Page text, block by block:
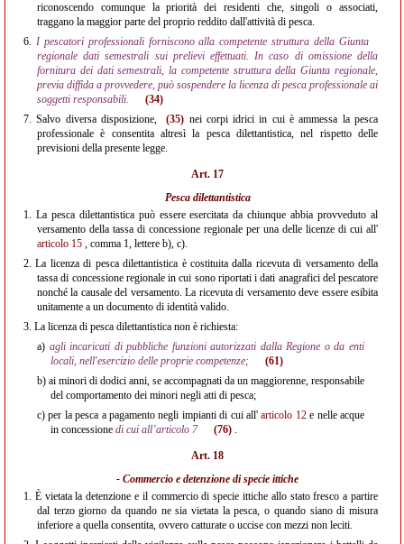
riconoscendo comunque la priorità dei residenti che, singoli o associati,
traggano la maggior parte del proprio reddito dall'attività di pesca.
6. I pescatori professionali forniscono alla competente struttura della Giunta
regionale dati semestrali sui prelievi effettuati. In caso di omissione della
fornitura dei dati semestrali, la competente struttura della Giunta regionale,
previa diffida a provvedere, può sospendere la licenza di pesca professionale ai
soggetti responsabili.
(34)
7.Salvo diversa disposizione, (35) nei corpi idrici in cui è ammessa la pesca
professionale è consentita altresì la pesca dilettantistica, nel rispetto delle
previsioni della presente legge.
Art. 17
Pesca dilettantistica
1. La pesca dilettantistica può essere esercitata da chiunque abbia provveduto al
versamento della tassa di concessione regionale per una delle licenze di cui all'
articolo 15 , comma 1, lettere b), c).
2.La licenza di pesca dilettantistica è costituita dalla ricevuta di versamento della
tassa di concessione regionale in cui sono riportati i dati anagrafici del pescatore
nonché la causale del versamento. La ricevuta di versamento deve essere esibita
unitamente a un documento di identità valido.
3. La licenza di pesca dilettantistica non è richiesta:
a) agli incaricati di pubbliche funzioni autorizzati dalla Regione o da enti
locali, nell'esercizio delle proprie competenze;
(61)
b) ai minori di dodici anni, se accompagnati da un maggiorenne, responsabile
del comportamento dei minori negli atti di pesca;
c)per la pesca a pagamento negli impianti di cui all'articolo 12e nelle acque
in concessione di cui all’articolo 7 (76) .
Art. 18
- Commercio e detenzione di specie ittiche
1. È vietata la detenzione e il commercio di specie ittiche allo stato fresco a partire
dal terzo giorno da quando ne sia vietata la pesca, o quando siano di misura
inferiore a quella consentita, ovvero catturate o uccise con mezzi non leciti.